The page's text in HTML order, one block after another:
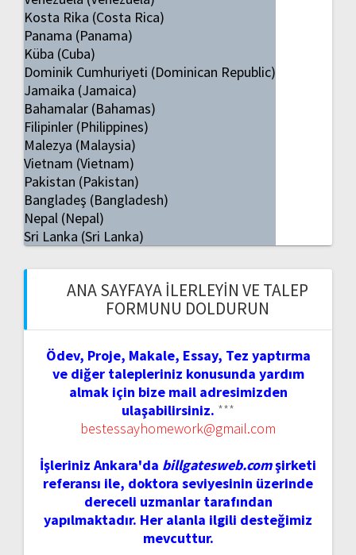
Kosta Rika (Costa Rica)
Panama (Panama)
Küba (Cuba)
Dominik Cumhuriyeti (Dominican Republic)
Jamaika (Jamaica)
Bahamalar (Bahamas)
Filipinler (Philippines)
Malezya (Malaysia)
Vietnam (Vietnam)
Pakistan (Pakistan)
Bangladeş (Bangladesh)
Nepal (Nepal)
Sri Lanka (Sri Lanka)
ANA SAYFAYA İLERLEYIN VE TALEP
FORMUNU DOLDURUN
Ödev, Proje, Makale, Essay, Tez yaptırma
ve diğer talepleriniz konusunda yardım
almak için bize mail adresimizden
ulaşabilirsiniz. ***
bestessayhomework@gmail.com
İşleriniz Ankara'da billgatesweb.comşirketi
referansı ile, doktora seviyesinin üzerinde
dereceli uzmanlar tarafından
yapılmaktadır. Her alanla ilgili desteğimiz
mevcuttur.